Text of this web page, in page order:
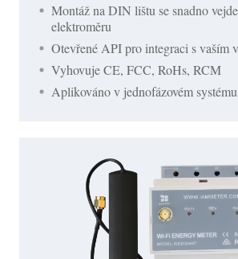
Montáž na DIN lištu se snadno
elektroměru
Otevřené API pro integraci s vaším
Vyhovuje CE, FCC, RoHs, RCM
Aplikováno v jednofázovém systému